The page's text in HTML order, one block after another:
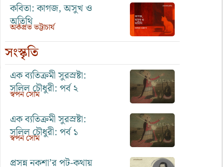
কবিতা: কাগজ, অসুখ ও
অতিথি
অর্কপ্রভ ভট্টাচার্য
সংস্কৃতি
এক ব্যতিক্রমী সুরস্রষ্টা:
সলিল চৌধুরী: পর্ব ২
স্বপন সোম
এক ব্যতিক্রমী সুরস্রষ্টা:
সলিল চৌধুরী: পর্ব ১
স্বপন সোম
প্রসন্ন নকশা’র পট-কথায়